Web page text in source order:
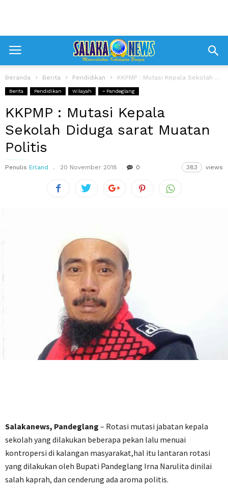
Beranda Berita Pendidikan KKPMP : Mutasi Kepala Sekolah Diduga sarat Muatan Politis
Berita Pendidikan Wilayah ~ Pandeglang
KKPMP : Mutasi Kepala
Sekolah Diduga sarat Muatan
Politis
Penulis Erland 20 November 2018 0 383 views
Salakanews, Pandeglang – Rotasi mutasi jabatan kepala
sekolah yang dilakukan beberapa pekan lalu menuai
kontropersi di kalangan masyarakat,hal itu lantaran rotasi
yang dilakukan oleh Bupati Pandeglang Irna Narulita dinilai
salah kaprah, dan cenderung ada aroma politis.